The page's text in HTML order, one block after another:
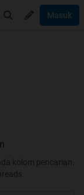
Masuk
kolom pencarian.